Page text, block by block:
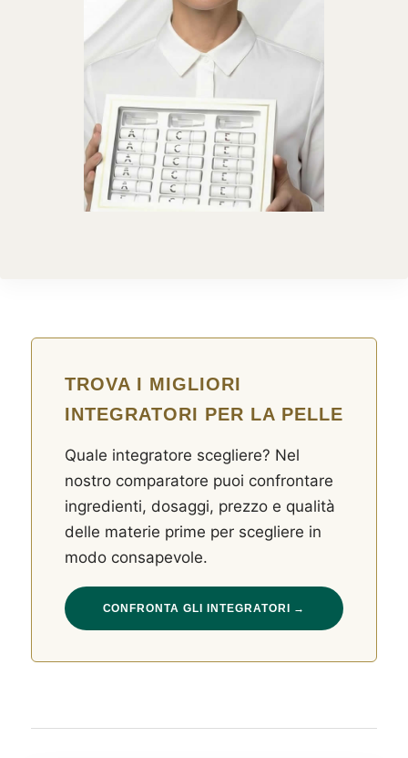
TROVA I MIGLIORI
INTEGRATORI PER LA PELLE
Quale integratore scegliere? Nel
nostro comparatore puoi confrontare
ingredienti, dosaggi, prezzo e qualità
delle materie prime per scegliere in
modo consapevole.
CONFRONTA GLI INTEGRATORI →